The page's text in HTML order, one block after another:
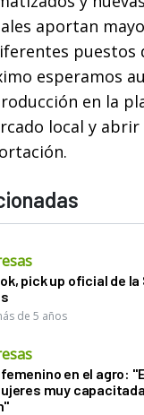
aportan
puestos
esperamos
en la
local y abrir
pick up oficial de la
de 5 años
femenino en el agro:
muy